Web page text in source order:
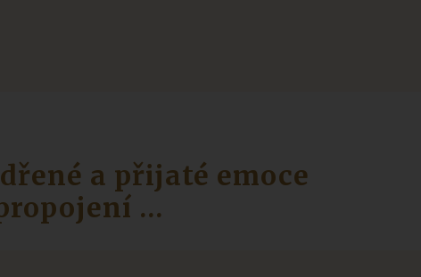
a přijaté emoce
…